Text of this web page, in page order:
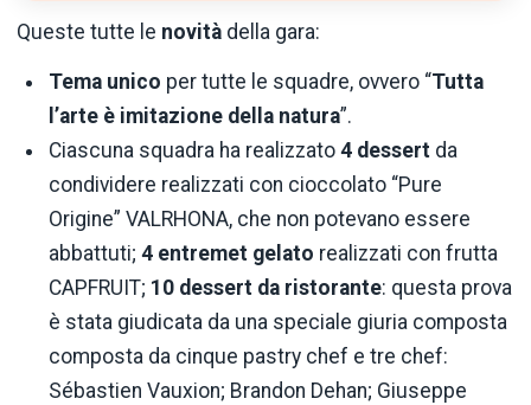
Queste tutte le novità della gara:
Tema unico per tutte le squadre, ovvero “Tutta
l’arte è imitazione della natura”.
Ciascuna squadra ha realizzato4 dessert da
condividere realizzati con cioccolato “Pure
Origine” VALRHONA, che non potevano essere
abbattuti;4 entremet gelato realizzati con frutta
CAPFRUIT; 10 dessert da ristorante: questa prova
è stata giudicata da una speciale giuria composta
composta da cinque pastry chef e tre chef:
Sébastien Vauxion; Brandon Dehan; Giuseppe